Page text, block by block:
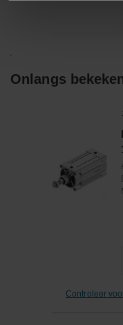
Onlangs
Controleer